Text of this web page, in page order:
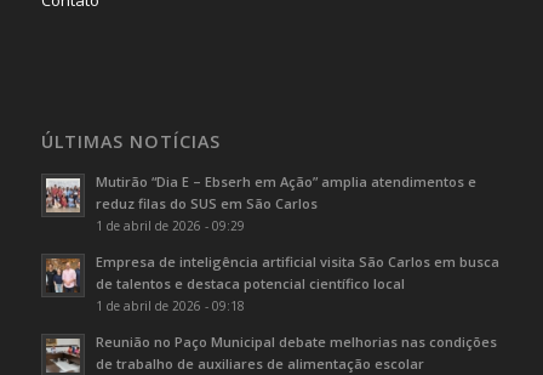
ÚLTIMAS NOTÍCIAS
Mutirão “Dia E – Ebserh em Ação” amplia atendimentos e
reduz filas do SUS em São Carlos
1 de abril de 2026 - 09:29
Empresa de inteligência artificial visita São Carlos em busca
de talentos e destaca potencial científico local
1 de abril de 2026 - 09:18
Reunião no Paço Municipal debate melhorias nas condições
de trabalho de auxiliares de alimentação escolar